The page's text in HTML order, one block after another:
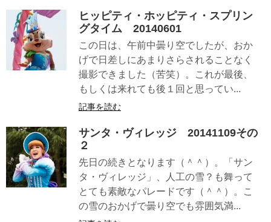
ヒッピティ・ホッピティ・スプリン
グタイム 20140601
この日は、午前中曇り空でしたが、おか
げで日差しにあまりさらされることなく
撮影できました（苦笑）。これが最後、
もしくは来れても後１回と思ってい...
記事を読む
サンタ・ヴィレッジ 20141109その
２
先日の続きとなります（＾＾）。「サン
タ・ヴィレッジ」、人工の雪？も舞って
とても素敵なパレードです（＾＾）。こ
の雪のおかげで曇り空でも雰囲気満...